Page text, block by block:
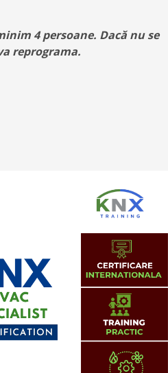
4 persoane. Dacă nu se
reprograma.